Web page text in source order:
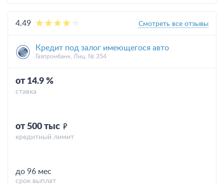
4.49 Смотреть все отзывы
Кредит под залог имеющегося авто
Газпромбанк, Лиц. № 354
от 14.9 %
ставка
от 500 тыс
кредитный лимит
до 96 мес
срок выплат